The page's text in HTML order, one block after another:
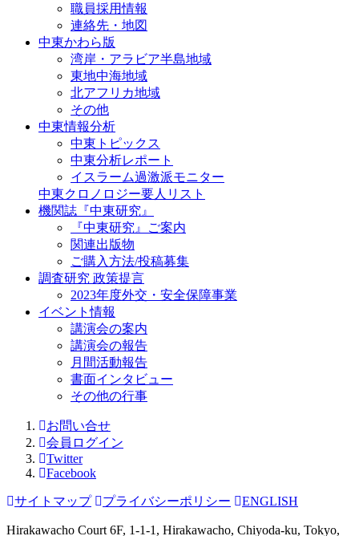
職員採用情報
連絡先・地図
中東かわら版
湾岸・アラビア半島地域
東地中海地域
北アフリカ地域
その他
中東情報分析
中東トピックス
中東分析レポート
イスラーム過激派モニター
中東クロノロジー要人リスト
機関誌『中東研究』
『中東研究』ご案内
関連出版物
ご購入方法/投稿募集
調査研究 政策提言
2023年度外交・安全保障事業
イベント情報
講演会の案内
講演会の報告
月間活動報告
書面インタビュー
その他の行事
お問い合せ
会員ログイン
Twitter
Facebook
サイトマップ プライバシーポリシー ENGLISH
Hirakawacho Court 6F, 1-1-1, Hirakawacho, Chiyoda-ku, Tokyo,